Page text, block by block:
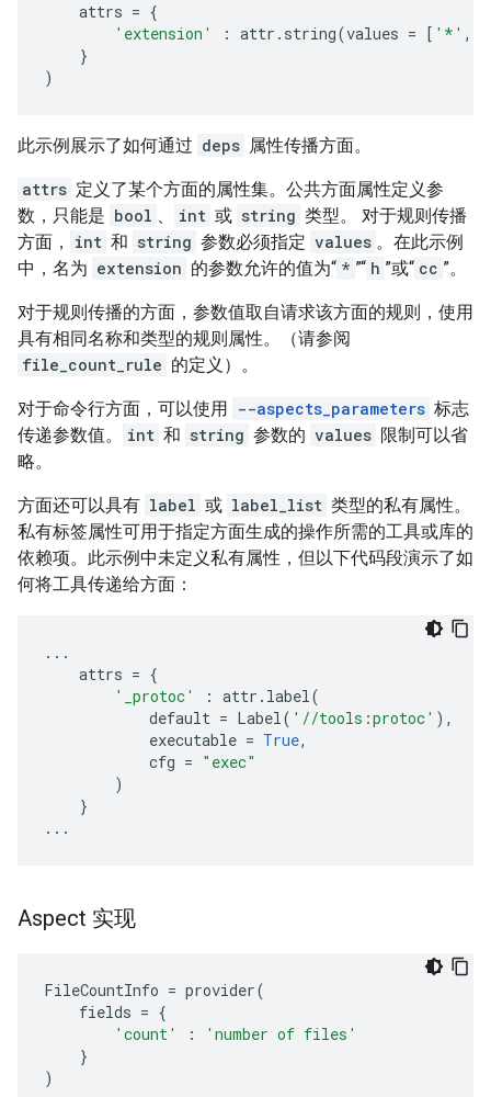
attrs = {
'extension'
: attr . string(values = [ '*' ,
}
)
此示例展示了如何通过 deps 属性传播方面。
attrs 定义了某个方面的属性集。公共方面属性定义参
数，只能是 bool 、 int 或 string 类型。 对于规则传播
方面，
int 和 string 参数必须指定 values 。在此示例
中，名为 extension 的参数允许的值为“ * ”“ h ”或“ cc ”。
对于规则传播的方面，参数值取自请求该方面的规则，使用
具有相同名称和类型的规则属性。（请参阅
file_count_rule 的定义）。
对于命令行方面，可以使用 --aspects_parameters 标志
传递参数值。
int 和 string 参数的 values 限制可以省
略。
方面还可以具有 label 或 label_list 类型的私有属性。
私有标签属性可用于指定方面生成的操作所需的工具或库的
依赖项。此示例中未定义私有属性，但以下代码段演示了如
何将工具传递给方面：
...
attrs = {
'_protoc'
: attr . label(
default = Label( '//tools:protoc' ),
executable = True,
cfg = "exec"
)
}
...
Aspect 实现
FileCountInfo = provider(
fields = {
'count'
:
'number of files'
}
)